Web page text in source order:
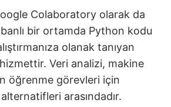
Colaboratory olarak da
bir ortamda Python kodu
olanak tanıyan
Veri analizi, makine
öğrenme görevleri için
arasındadır.